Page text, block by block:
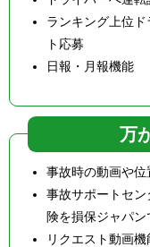
ランキング上位
ト応募
日報・月報機能
万
事故時の動画や
事故サポートセ
険を損保ジャパン
リクエスト動画機